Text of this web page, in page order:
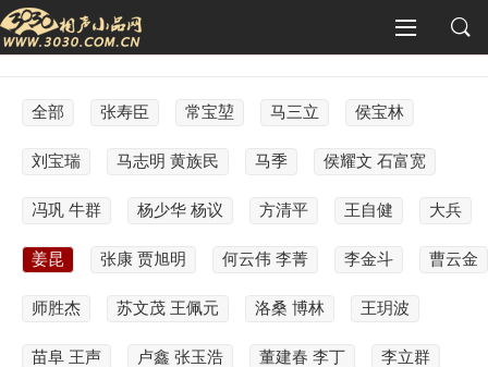
全部 张寿臣 常宝堃 马三立 侯宝林
刘宝瑞 马志明 黄族民 马季 侯耀文 石富宽
冯巩 牛群 杨少华 杨议 方清平 王自健 大兵
姜昆 张康 贾旭明 何云伟 李菁 李金斗 曹云金
师胜杰 苏文茂 王佩元 洛桑 博林 王玥波
苗阜 王声 卢鑫 张玉浩 董建春 李丁 李立群